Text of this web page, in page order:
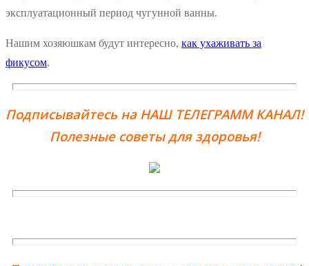
эксплуатационный период чугунной ванны.
Нашим хозяюшкам будут интересно, как ухаживать за
фикусом.
Подписывайтесь на НАШ ТЕЛЕГРАММ КАНАЛ!
Полезные советы для здоровья!